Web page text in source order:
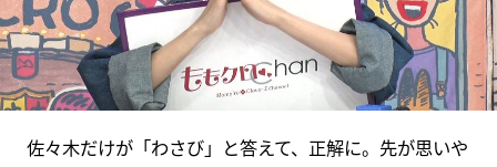
佐々木だけが「わさび」と答えて、正解に。先が思いや